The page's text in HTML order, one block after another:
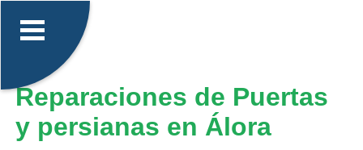
Reparaciones de Puertas
y persianas en Álora